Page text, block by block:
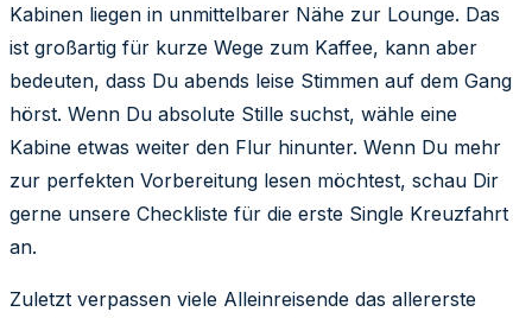
Kabinen liegen in unmittelbarer Nähe zur Lounge. Das
ist großartig für kurze Wege zum Kaffee, kann aber
bedeuten, dass Du abends leise Stimmen auf dem Gang
hörst. Wenn Du absolute Stille suchst, wähle eine
Kabine etwas weiter den Flur hinunter. Wenn Du mehr
zur perfekten Vorbereitung lesen möchtest, schau Dir
gerne unsere Checkliste für die erste Single Kreuzfahrt
an.
Zuletzt verpassen viele Alleinreisende das allererste